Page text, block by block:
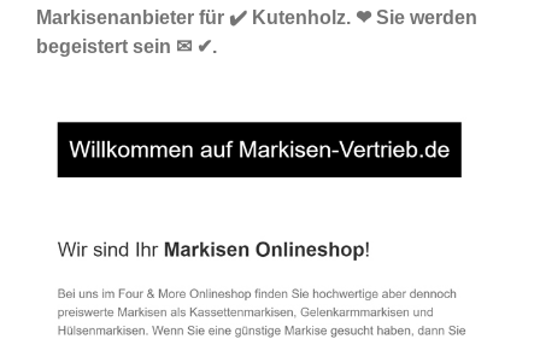
Markisenanbieter für ✔️ Kutenholz. ❤ Sie werden
begeistert sein ✉ ✔.